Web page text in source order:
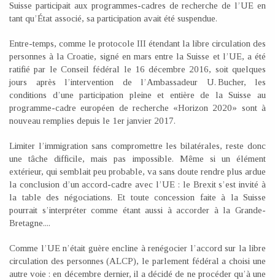
Suisse participait aux programmes-cadres de recherche de l’UE en
tant qu’État associé, sa participation avait été suspendue.
Entre-temps, comme le protocole III étendant la libre circulation des
personnes à la Croatie, signé en mars entre la Suisse et l’UE, a été
ratifié par le Conseil fédéral le 16 décembre 2016, soit quelques
jours après l’intervention de l’Ambassadeur U. Bucher, les
conditions d’une participation pleine et entière de la Suisse au
programme-cadre européen de recherche «Horizon 2020» sont à
nouveau remplies depuis le 1er janvier 2017.
Limiter l’immigration sans compromettre les bilatérales, reste donc
une tâche difficile, mais pas impossible. Même si un élément
extérieur, qui semblait peu probable, va sans doute rendre plus ardue
la conclusion d’un accord-cadre avec l’UE : le Brexit s’est invité à
la table des négociations. Et toute concession faite à la Suisse
pourrait s’interpréter comme étant aussi à accorder à la Grande-
Bretagne....
Comme l’UE n’était guère encline à renégocier l’accord sur la libre
circulation des personnes (ALCP), le parlement fédéral a choisi une
autre voie : en décembre dernier, il a décidé de ne procéder qu’à une